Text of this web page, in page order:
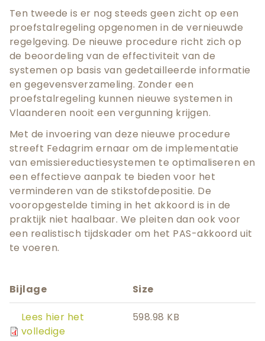
Ten tweede is er nog steeds geen zicht op een
proefstalregeling opgenomen in de vernieuwde
regelgeving. De nieuwe procedure richt zich op
de beoordeling van de effectiviteit van de
systemen op basis van gedetailleerde informatie
en gegevensverzameling. Zonder een
proefstalregeling kunnen nieuwe systemen in
Vlaanderen nooit een vergunning krijgen.
Met de invoering van deze nieuwe procedure
streeft Fedagrim ernaar om de implementatie
van emissiereductiesystemen te optimaliseren en
een effectieve aanpak te bieden voor het
verminderen van de stikstofdepositie. De
vooropgestelde timing in het akkoord is in de
praktijk niet haalbaar. We pleiten dan ook voor
een realistisch tijdskader om het PAS-akkoord uit
te voeren.
Bijlage Size
Lees hier het
volledige
598.98 KB